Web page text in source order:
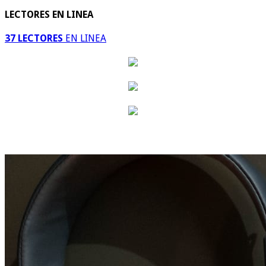
LECTORES EN LINEA
37 LECTORES EN LINEA